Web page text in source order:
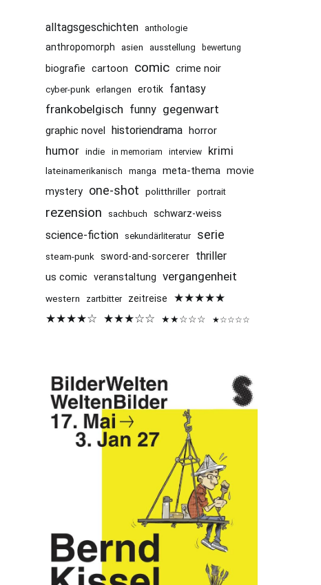
alltagsgeschichten anthologie
anthropomorph asien ausstellung bewertung
biografie cartoon comic crime noir
cyber-punk erlangen erotik fantasy
frankobelgisch funny gegenwart
graphic novel historiendrama horror
humor indie in memoriam interview krimi
lateinamerikanisch manga meta-thema movie
mystery one-shot politthriller portrait
rezension sachbuch schwarz-weiss
science-fiction sekundärliteratur serie
steam-punk sword-and-sorcerer thriller
us comic veranstaltung vergangenheit
western zartbitter zeitreise
★★★★★
★★★★☆ ★★★☆☆ ★★☆☆☆ ★☆☆☆☆